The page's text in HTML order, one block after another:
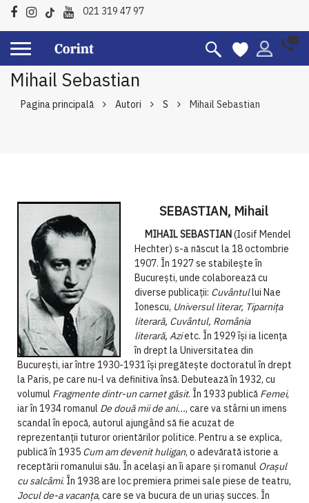
021 319 47 97
Mihail Sebastian
Pagina principală Autori S Mihail Sebastian
SEBASTIAN, Mihail
MIHAIL SEBASTIAN(Iosif Mendel
Hechter) s-a născut la 18 octombrie
1907. În 1927 se stabilește în
București, unde colaborează cu
diverse publicații: Cuvântullui Nae
Ionescu, Universul literar, Tiparnița
literară, Cuvântul, România
literară, Azietc. În 1929 își ia licența
în drept la Universitatea din
București, iar între 1930-1931 își pregătește doctoratul în drept
la Paris, pe care nu-l va definitiva însă. Debutează în 1932, cu
volumul Fragmente dintr-un carnet găsit. În 1933 publică Femei,
iar în 1934 romanul De două mii de ani..., care va stârni un imens
scandal în epocă, autorul ajungând să fie acuzat de
reprezentanții tuturor orientărilor politice. Pentru a se explica,
publică în 1935 Cum am devenit huligan, o adevărată istorie a
receptării romanului său. În același an îi apare și romanul Orașul
cu salcâmi. În 1938 are loc premiera primei sale piese de teatru,
Jocul de-a vacanța, care se va bucura de un uriaș succes. În